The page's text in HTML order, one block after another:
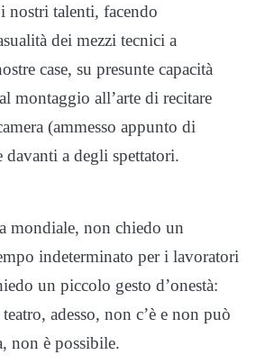
nostri talenti, facendo
dei mezzi tecnici a
case, su presunte capacità
montaggio all’arte di recitare
(ammesso appunto di
davanti a degli spettatori.
mondiale, non chiedo un
indeterminato per i lavoratori
un piccolo gesto d’onestà:
adesso, non c’è e non può
non è possibile.